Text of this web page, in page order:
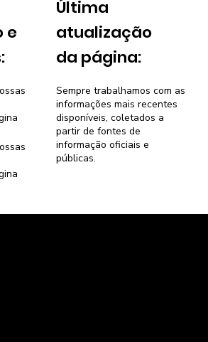
e
Última
atualização
da página:
Sempre trabalhamos com as
informações mais recentes
disponíveis, coletados a
partir de fontes de
informação oficiais e
públicas.